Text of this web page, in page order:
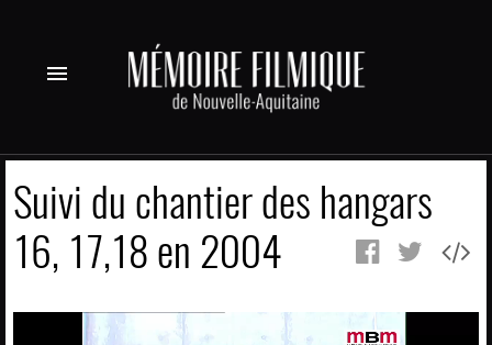
menu
Suivi du chantier des hangars
16, 17,18 en 2004